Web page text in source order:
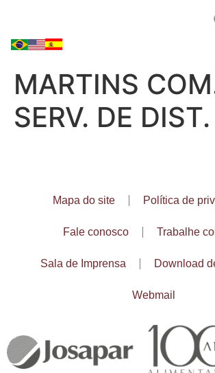
MARTINS
SERV. DE
Mapa do site Política de
Fale conosco Trabalhe
Sala de Imprensa Download
Webmail